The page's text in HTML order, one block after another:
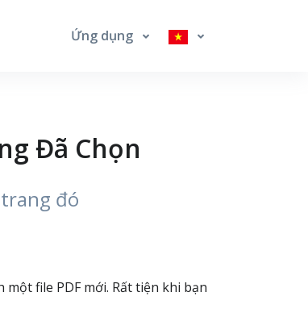
Ứng dụng
Đã Chọn
đó
file PDF mới. Rất tiện khi bạn